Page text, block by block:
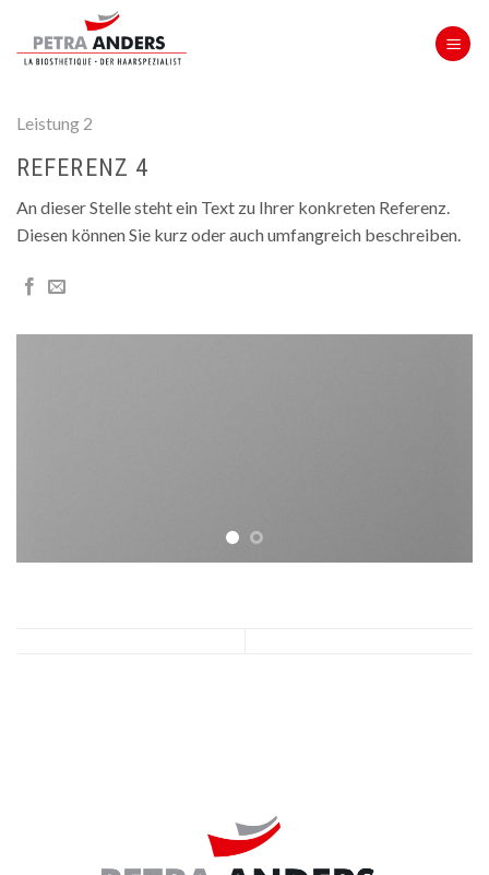
content
Leistung 2
REFERENZ 4
An dieser Stelle steht ein Text zu Ihrer konkreten Referenz.
Diesen können Sie kurz oder auch umfangreich beschreiben.